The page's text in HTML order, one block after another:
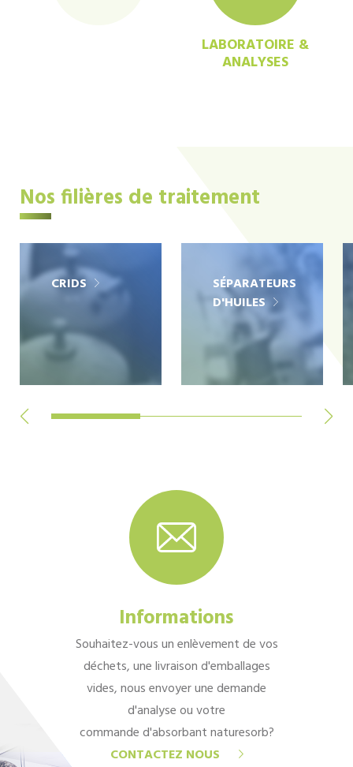
LABORATOIRE &
ANALYSES
Nos filières de traitement
CRIDS
SÉPARATEURS
D'HUILES
Informations
Souhaitez-vous un enlèvement de vos
déchets, une livraison d'emballages
vides, nous envoyer une demande
d'analyse ou votre
commande d'absorbant naturesorb?
CONTACTEZ NOUS